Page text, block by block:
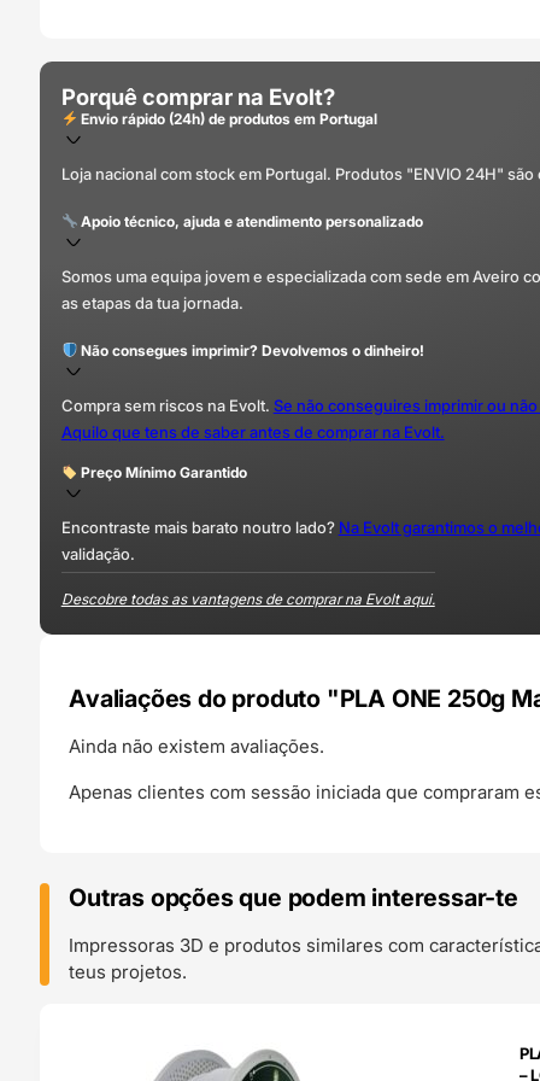
Porquê comprar na Evolt?
Envio rápido (24h) de produtos em Portugal
Loja nacional com stock em Portugal. Produtos "ENVIO 24H"
Apoio técnico, ajuda e atendimento personalizado
Somos uma equipa jovem e especializada com sede em Aveiro
as etapas da tua jornada.
Não consegues imprimir? Devolvemos o dinheiro!
Compra sem riscos na Evolt. Se não conseguires imprimir ou
Aquilo que tens de saber antes de comprar na Evolt.
Preço Mínimo Garantido
Encontraste mais barato noutro lado? Na Evolt garantimos o
validação.
Descobre todas as vantagens de comprar na Evolt aqui.
Avaliações do produto "PLA ONE 250g
Ainda não existem avaliações.
Apenas clientes com sessão iniciada que compraram
Outras opções que podem interessar-te
Impressoras 3D e produtos similares com
teus projetos.
–